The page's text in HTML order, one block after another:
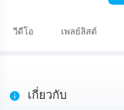
วีดีโอ เพลย์ลิสต์
เกี่ยวกับ